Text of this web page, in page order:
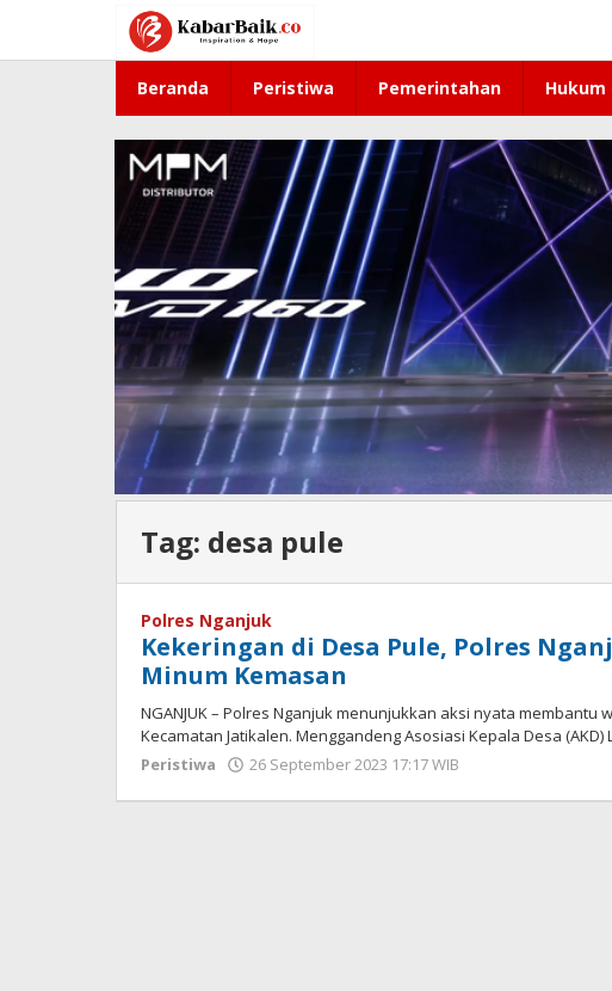
konten
Beranda Peristiwa Pemerintahan Hukum
Tag: desa pule
Polres Nganjuk
Kekeringan di Desa Pule, Polres
Minum Kemasan
NGANJUK – Polres Nganjuk menunjukkan aksi nyata
Kecamatan Jatikalen. Menggandeng Asosiasi Kepala Desa (AKD)
Peristiwa
26 September 2023 17:17 WIB